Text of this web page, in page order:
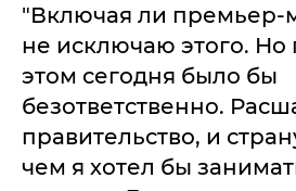
"Включая ли премьер-
не исключаю этого. Но
этом сегодня было бы
безответственно.
правительство, и
чем я хотел бы